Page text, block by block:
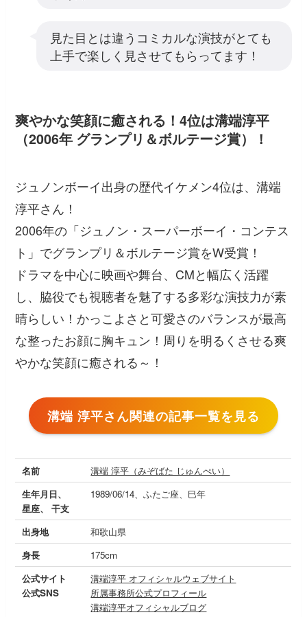
見た目とは違うコミカルな演技がとても
上手で楽しく見させてもらってます！
爽やかな笑顔に癒される！4位は溝端淳平
（2006年 グランプリ＆ボルテージ賞）！
ジュノンボーイ出身の歴代イケメン4位は、溝端
淳平さん！
2006年の「ジュノン・スーパーボーイ・コンテス
ト」でグランプリ＆ボルテージ賞をW受賞！
ドラマを中心に映画や舞台、CMと幅広く活躍
し、脇役でも視聴者を魅了する多彩な演技力が素
晴らしい！かっこよさと可愛さのバランスが最高
な整ったお顔に胸キュン！周りを明るくさせる爽
やかな笑顔に癒される～！
溝端 淳平さん関連の記事一覧を見る
名前
溝端 淳平（みぞばた じゅんぺい）
生年月日、
星座、 干支
1989/06/14、ふたご座、巳年
出身地
和歌山県
身長
175cm
公式サイト
公式SNS
溝端淳平 オフィシャルウェブサイト
所属事務所公式プロフィール
溝端淳平オフィシャルブログ